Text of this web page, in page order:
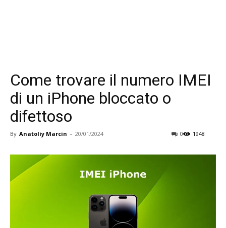
Come trovare il numero IMEI
di un iPhone bloccato o
difettoso
By Anatoliy Marcin - 20/01/2024 1948
0